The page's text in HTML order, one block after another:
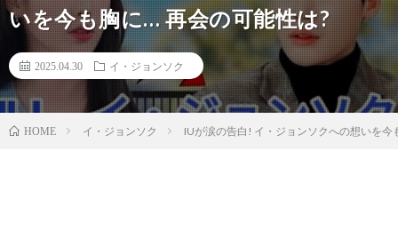
いを今も胸に… 再会の可能性は?
2025.04.30 イ・ジョンソク
HOME イ・ジョンソク IUが涙の告白! イ・ジョンソクへの想いを今